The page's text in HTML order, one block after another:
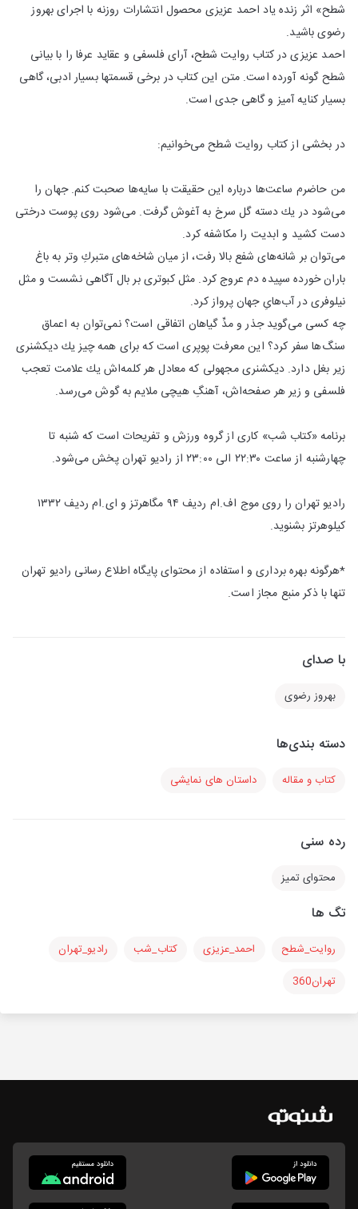
شطح» اثر زنده یاد احمد عزیزی محصول انتشارات روزنه با اجرای بهروز
رضوی باشید.
احمد عزیزی در كتاب روایت شطح، آرای فلسفی و عقاید عرفا را با بیانی
شطح‎ گونه آورده است‎. متن این كتاب در برخی قسمت‎ها بسیار ادبی‎، گاهی
بسیار كنایه‎ آمیز و گاهی جدی است.
در بخشی از كتاب روایت شطح می‌خوانیم:
من حاضرم ساعت‌ها درباره این حقیقت با سایه‌ها صحبت كنم. جهان را
مى‌شود در یك دسته گل سرخ به آغوش گرفت. مى‌شود روى پوست درختى
دست كشید و ابدیت را مكاشفه كرد.
مى‌توان بر شانه‌هاى شفع بالا رفت، از میان شاخه‌هاى متبركِ وتر به باغ
باران خورده سپیده دم عروج كرد. مثل كبوترى بر بال آگاهى نشست و مثل
نیلوفرى در آب‌هاىِ جهان پرواز كرد.
چه كسى مى‌گوید جذر و مدِّ گیاهان اتفاقى است؟ نمى‌توان به اعماق
سنگ‌ها سفر كرد؟ این معرفت پوپرى است كه براى همه چیز یك دیكشنرى
زیر بغل دارد. دیكشنرى مجهولى كه معادل هر كلمه‌اش یك علامت تعجب
فلسفى و زیر هر صفحه‌اش، آهنگِ هیچى ملایم به گوش مى‌رسد.
برنامه «كتاب شب» كاری از گروه ورزش و تفریحات است كه شنبه تا
چهارشنبه از ساعت ۲۲:۳۰ الی ۲۳:۰۰ از رادیو تهران پخش می‌شود.
رادیو تهران را روی موج اف.ام ردیف ۹۴ مگاهرتز و ای.ام ردیف ۱۳۳۲
كیلوهرتز بشنوید.
*هرگونه بهره برداری و استفاده از محتوای پایگاه اطلاع رسانی رادیو تهران
تنها با ذكر منبع مجاز است.
با صدای
بهروز رضوی
دسته بندی‌ها
کتاب و مقاله داستان های نمایشی
رده سنی
محتوای تمیز
تگ ها
روایت_شطح احمد_عزیزی کتاب_شب
رادیو_تهران
تهران360